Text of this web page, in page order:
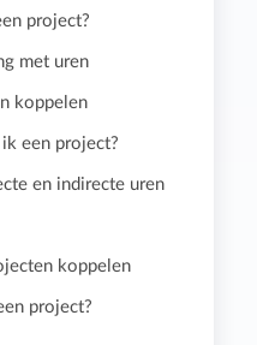
project?
met uren
koppelen
een project?
en indirecte uren
koppelen
project?